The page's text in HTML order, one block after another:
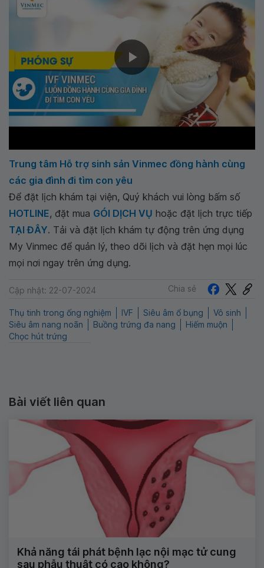
Trung tâm Hỗ trợ sinh sản Vinmec đồng hành cùng
các gia đình đi tìm con yêu
Để đặt lịch khám tại viện, Quý khách vui lòng bấm số
HOTLINE, đặt mua GÓI DỊCH VỤ hoặc đặt lịch trực tiếp
TẠI ĐÂY. Tải và đặt lịch khám tự động trên ứng dụng
My Vinmec để quản lý, theo dõi lịch và đặt hẹn mọi lúc
mọi nơi ngay trên ứng dụng.
Cập nhật: 22-07-2024 Chia sẻ
Thụ tinh trong ống nghiệm IVF Siêu âm ổ bụng
Vô sinh
Siêu âm nang noãn
Buồng trứng đa nang
Hiếm muộn
Chọc hút trứng
Bài viết liên quan
Khả năng tái phát bệnh lạc nội mạc tử cung
sau phẫu thuật có cao không?